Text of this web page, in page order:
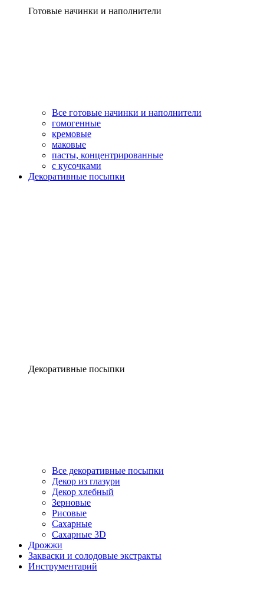
Готовые начинки и наполнители
Все готовые начинки и наполнители
гомогенные
кремовые
маковые
пасты, концентрированные
с кусочками
Декоративные посыпки
Декоративные посыпки
Все декоративные посыпки
Декор из глазури
Декор хлебный
Зерновые
Рисовые
Сахарные
Сахарные 3D
Дрожжи
Закваски и солодовые экстракты
Инструментарий